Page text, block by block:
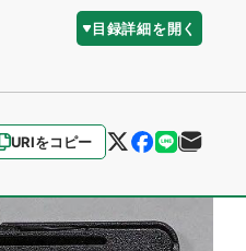
目録詳細を開く
URIをコピー